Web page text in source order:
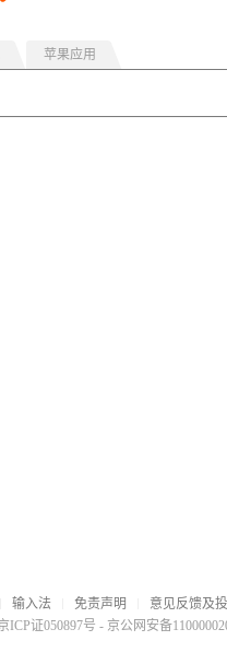
苹果应用
输入法 免责声明
意见反馈及
ICP证050897号 - 京公网安备